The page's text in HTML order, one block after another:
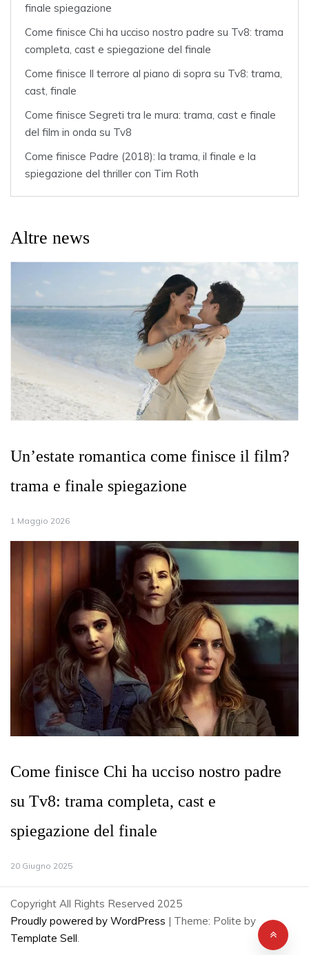
finale spiegazione
Come finisce Chi ha ucciso nostro padre su Tv8: trama
completa, cast e spiegazione del finale
Come finisce Il terrore al piano di sopra su Tv8: trama,
cast, finale
Come finisce Segreti tra le mura: trama, cast e finale
del film in onda su Tv8
Come finisce Padre (2018): la trama, il finale e la
spiegazione del thriller con Tim Roth
Altre news
Un’estate romantica come finisce il film?
trama e finale spiegazione
1 Maggio 2026
Come finisce Chi ha ucciso nostro padre
su Tv8: trama completa, cast e
spiegazione del finale
20 Giugno 2025
Copyright All Rights Reserved 2025
Proudly powered by WordPress | Theme: Polite by
Template Sell.